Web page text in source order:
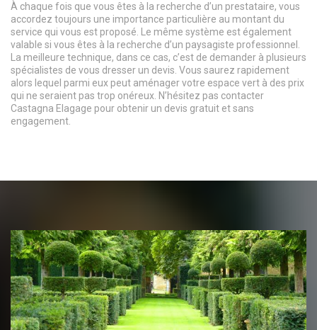
À chaque fois que vous êtes à la recherche d’un prestataire, vous
accordez toujours une importance particulière au montant du
service qui vous est proposé. Le même système est également
valable si vous êtes à la recherche d’un paysagiste professionnel.
La meilleure technique, dans ce cas, c’est de demander à plusieurs
spécialistes de vous dresser un devis. Vous saurez rapidement
alors lequel parmi eux peut aménager votre espace vert à des prix
qui ne seraient pas trop onéreux. N’hésitez pas contacter
Castagna Elagage pour obtenir un devis gratuit et sans
engagement.